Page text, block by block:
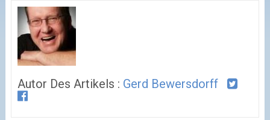
Autor Des Artikels : Gerd Bewersdorff